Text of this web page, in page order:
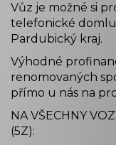
Vůz je možné si
telefonické
Pardubický kraj.
Výhodné
renomovaných
přímo u nás na
NA VŠECHNY
(5Z):